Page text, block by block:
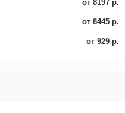
от 8197 р.
от 8445 р.
от 929 р.